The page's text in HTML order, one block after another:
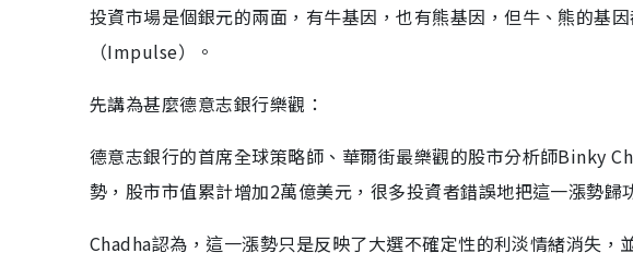
投資市場是個銀元的兩面，有牛基因，也有熊基因，但牛、熊的基
（Impulse）。
先講為甚麼德意志銀行樂觀：
德意志銀行的首席全球策略師、華爾街最樂觀的股市分析師Binky
勢，股市市值累計增加2萬億美元，很多投資者錯誤地把這一漲勢歸
Chadha認為，這一漲勢只是反映了大選不確定性的利淡情緒消失，